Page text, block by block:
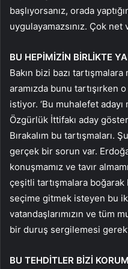
başlıyorsanız, orada
uygulayamazsınız. Çok net
BU HEPİMİZİN BİRLİKTE
Bakın bizi bazı
aramızda bunu tartışırken
istiyor. ‘Bu muhalefet adayı
Özgürlük İttifakı aday
Bırakalım bu tartışmaları.
gerçek bir sorun var.
konuşmamız ve tavır
çeşitli tartışmalara
seçime gitmek isteyen bu
vatandaşlarımızın ve tüm
bir duruş sergilemesi
BU TEHDİTLER BİZİ